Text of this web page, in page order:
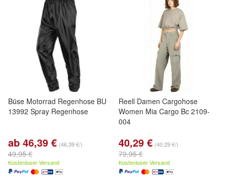
Büse Motorrad Regenhose BU
13992 Spray Regenhose
ab 46,39 € (46,39 €/)
49,95 €
Kostenloser Versand
Reell Damen Cargohose
Women Mia Cargo Bc 2109-
004
40,29 € (40,29 €/)
79,95 €
Kostenloser Versand